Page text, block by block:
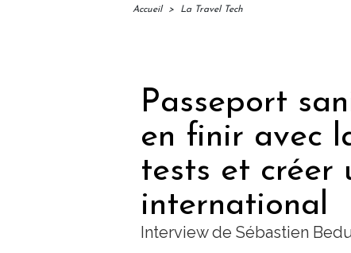
Accueil > La Travel Tech
Passeport
en finir avec
tests et créer
international
Interview de Sébastien